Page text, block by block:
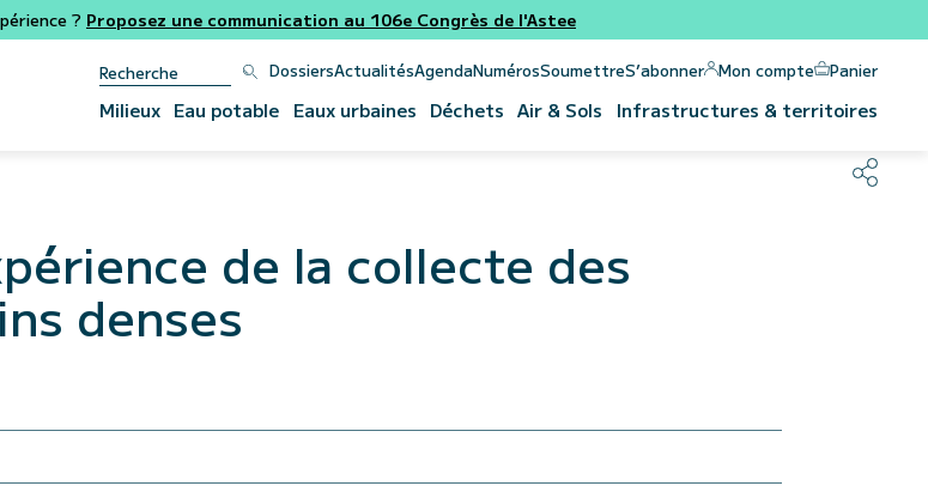
? Proposez une communication au 106e Congrès de l'Astee
DossiersActualitésAgendaNumérosSoumettreS’abonner Mon compte Panier
Milieux Eau potable Eaux urbaines Déchets Air & Sols Infrastructures & territoires
de la collecte des
denses